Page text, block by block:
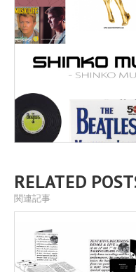
RELATED
関連記事